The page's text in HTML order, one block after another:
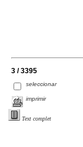
3 / 3395
seleccionar
imprimir
Text complet